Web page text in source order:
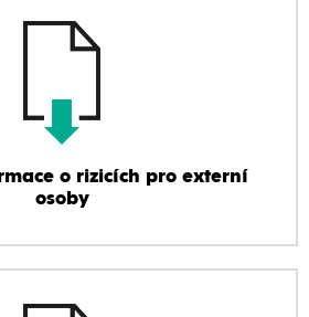
o rizicích pro externí
osoby